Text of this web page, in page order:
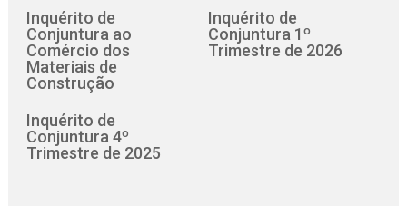
Inquérito de
Conjuntura ao
Comércio dos
Materiais de
Construção
Inquérito de
Conjuntura 1º
Trimestre de 2026
Inquérito de
Conjuntura 4º
Trimestre de 2025